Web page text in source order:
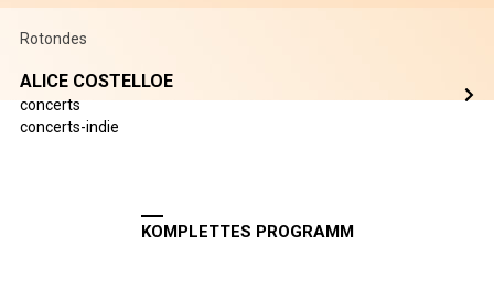
Rotondes
ALICE COSTELLOE
concerts
concerts-indie
KOMPLETTES PROGRAMM